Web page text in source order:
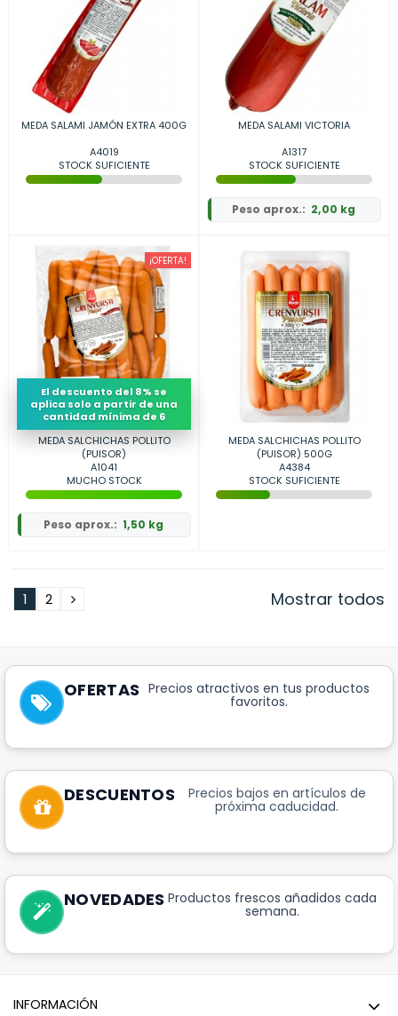
MEDA SALAMI JAMÓN EXTRA 400G
A4019
STOCK SUFICIENTE
MEDA SALAMI VICTORIA
A1317
STOCK SUFICIENTE
Peso aprox.: 2,00 kg
El descuento del 8% se
aplica solo a partir de una
cantidad mínima de 6
¡OFERTA!
MEDA SALCHICHAS POLLITO
(PUISOR)
A1041
MUCHO STOCK
Peso aprox.: 1,50 kg
MEDA SALCHICHAS POLLITO
(PUISOR) 500G
A4384
STOCK SUFICIENTE
Mostrar todos
1 2
OFERTAS Precios atractivos en tus productos
favoritos.
DESCUENTOS Precios bajos en artículos de
próxima caducidad.
NOVEDADES Productos frescos añadidos cada
semana.
INFORMACIÓN